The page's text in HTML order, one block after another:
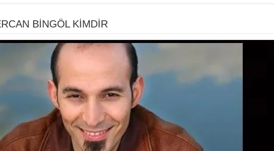
BİNGÖL KİMDİR